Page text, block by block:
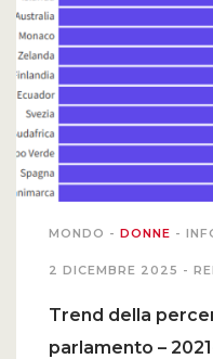
MONDO - DONNE -
2 DICEMBRE 2025 -
Trend della
parlamento –